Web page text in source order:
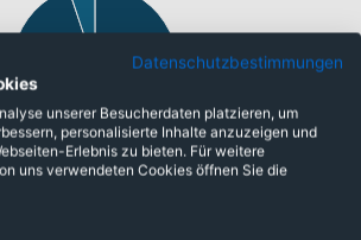
Global: 94,87%
Datenschutzbestimmungen
unserer Besucherdaten platzieren, um
personalisierte Inhalte anzuzeigen und
Erlebnis zu bieten. Für weitere
uns verwendeten Cookies öffnen Sie die